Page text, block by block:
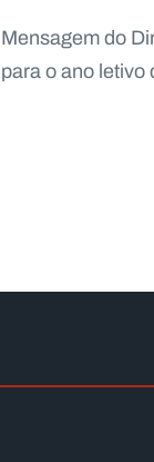
Mensagem do
para o ano letivo